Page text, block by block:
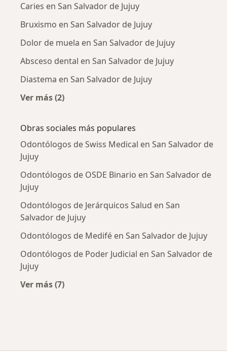
Caries en San Salvador de Jujuy
Bruxismo en San Salvador de Jujuy
Dolor de muela en San Salvador de Jujuy
Absceso dental en San Salvador de Jujuy
Diastema en San Salvador de Jujuy
Ver más (2)
Obras sociales más populares
Odontólogos de Swiss Medical en San Salvador de
Jujuy
Odontólogos de OSDE Binario en San Salvador de
Jujuy
Odontólogos de Jerárquicos Salud en San
Salvador de Jujuy
Odontólogos de Medifé en San Salvador de Jujuy
Odontólogos de Poder Judicial en San Salvador de
Jujuy
Ver más (7)